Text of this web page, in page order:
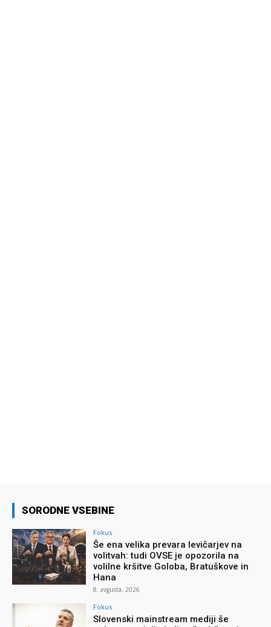
SORODNE VSEBINE
Fokus
Še ena velika prevara levičarjev na
volitvah: tudi OVSE je opozorila na
volilne kršitve Goloba, Bratuškove in
Hana
8. avgusta, 2026
Fokus
Slovenski mainstream mediji še